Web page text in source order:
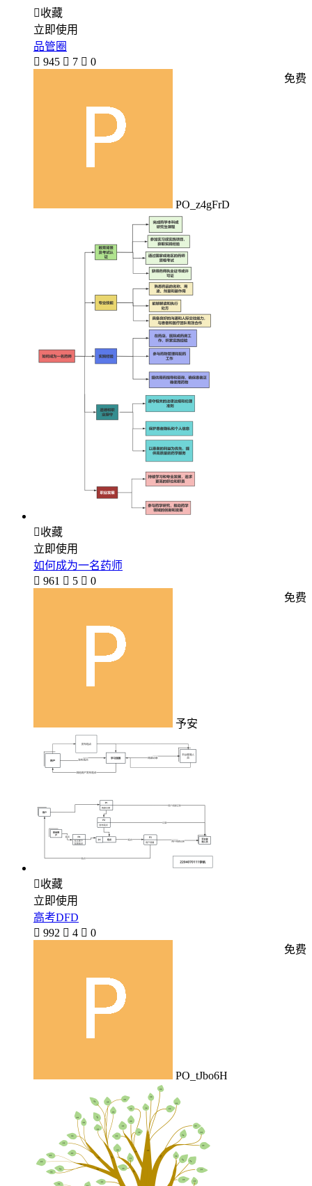
收藏
立即使用
品管圈
 945  7  0
PO_z4gFrD
免费
收藏
立即使用
如何成为一名药师
 961  5  0
予安
免费
收藏
立即使用
高考DFD
 992  4  0
PO_tJbo6H
免费